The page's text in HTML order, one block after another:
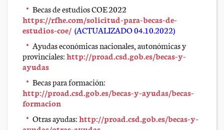
Becas de estudios COE 2022
https://rfhe.com/solicitud-para-becas-de-
estudios-coe/ (ACTUALIZADO 04.10.2022)
Ayudas económicas nacionales, autonómicas y
provinciales:http://proad.csd.gob.es/becas-y-
ayudas
Becas para formación:
http://proad.csd.gob.es/becas-y-ayudas/becas-
formacion
Otras ayudas:http://proad.csd.gob.es/becas-y-